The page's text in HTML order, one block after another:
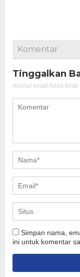
Komentar
Tinggalkan
Alamat email Anda
Simpan nama,
ini untuk komentar